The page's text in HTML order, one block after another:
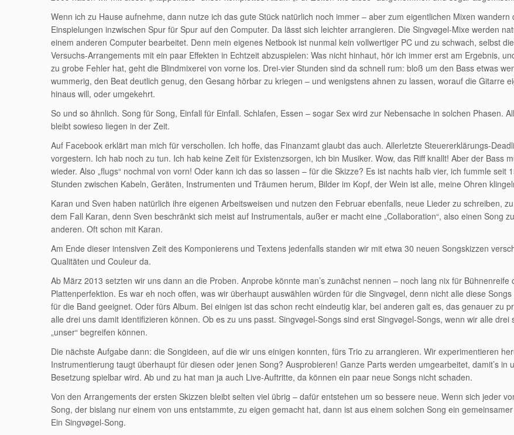
Wenn ich zu Hause aufnehme, dann nutze ich das gute Stück natürlich noch immer – aber zum eigentlichen Mixen wandern
Einspielungen inzwischen Spur für Spur auf den Computer. Da lässt sich leichter arrangieren. Die Singvøgel-Mixe werden
einem anderen Computer bearbeitet. Denn mein eigenes Netbook ist nunmal kein vollwertiger PC und zu schwach, selbst
Versuchs-Arrangements mit ein paar Effekten in Echtzeit abzuspielen: Was nicht hinhaut, hör ich immer erst am Ergebnis,
zu grobe Fehler hat, geht die Blindmixerei von vorne los. Drei-vier Stunden sind da schnell rum: bloß um den Bass etwas
wummerig, den Beat deutlich genug, den Gesang hörbar zu kriegen – und wenigstens ahnen zu lassen, worauf die Gitarre
hinaus will, oder umgekehrt.
So und so ähnlich. Song für Song, Einfall für Einfall. Schlafen, Essen – sogar Sex wird zur Nebensache in solchen Phasen.
bleibt sowieso liegen in der Zeit.
Auf Facebook erklärt man mich für verschollen. Ich hoffe, das Finanzamt glaubt das auch. Allerletzte Steuererklärungs-
vorgestern. Ich hab noch zu tun. Ich hab keine Zeit für Existenzsorgen, ich bin Musiker. Wow, das Riff knallt! Aber der Bass
wieder. Also „flugs“ nochmal von vorn! Oder kann ich das so lassen – für die Skizze? Es ist nachts halb vier, ich fummle seit
Stunden zwischen Kabeln, Geräten, Instrumenten und Träumen herum, Bilder im Kopf, der Wein ist alle, meine Ohren
Karan und Sven haben natürlich ihre eigenen Arbeitsweisen und nutzen den Februar ebenfalls, neue Lieder zu schreiben,
dem Fall Karan, denn Sven beschränkt sich meist auf Instrumentals, außer er macht eine „Collaboration“, also einen Song
anderen. Oft schon mit Karan.
Am Ende dieser intensiven Zeit des Komponierens und Textens jedenfalls standen wir mit etwa 30 neuen Songskizzen
Qualitäten und Couleur da.
Ab März 2013 setzten wir uns dann an die Proben. Anprobe könnte man’s zunächst nennen – noch lang nix für Bühnenreife
Plattenperfektion. Es war eh noch offen, was wir überhaupt auswählen würden für die Singvøgel, denn nicht alle diese Songs
für die Band geeignet. Oder fürs Album. Bei einigen ist das schon recht eindeutig klar, bei anderen galt es, das genauer zu
alle drei uns damit identifizieren können. Ob es zu uns passt. Singvøgel-Songs sind erst Singvøgel-Songs, wenn wir alle drei
„unser“ begreifen können.
Die nächste Aufgabe dann: die Songideen, auf die wir uns einigen konnten, fürs Trio zu arrangieren. Wir experimentieren
Instrumentierung taugt überhaupt für diesen oder jenen Song? Ausprobieren! Ganze Parts werden umgearbeitet, damit’s in
Besetzung spielbar wird. Ab und zu hat man ja auch Live-Auftritte, da können ein paar neue Songs nicht schaden.
Von den Arrangements der ersten Skizzen bleibt selten viel übrig – dafür entstehen um so bessere neue. Wenn sich jeder
Song, der bislang nur einem von uns entstammte, zu eigen gemacht hat, dann ist aus einem solchen Song ein
Ein Singvøgel-Song.